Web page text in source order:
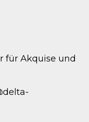
für Akquise und